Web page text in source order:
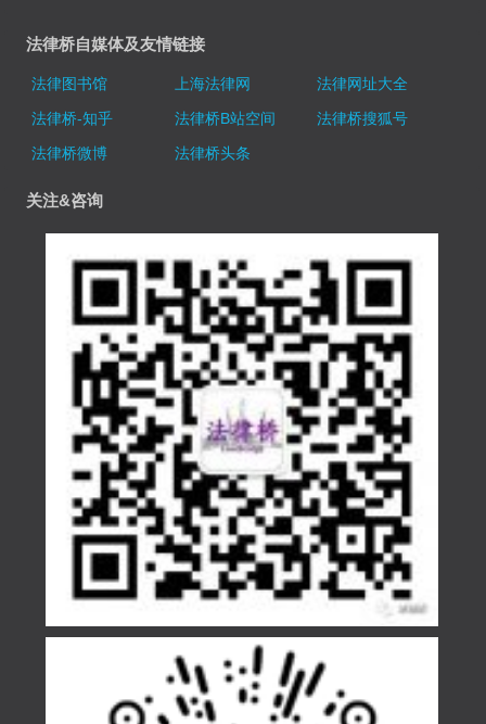
法律桥自媒体及友情链接
法律图书馆 上海法律网
法律网址大全
法律桥-知乎
法律桥B站空间
法律桥搜狐号
法律桥微博
法律桥头条
关注&咨询